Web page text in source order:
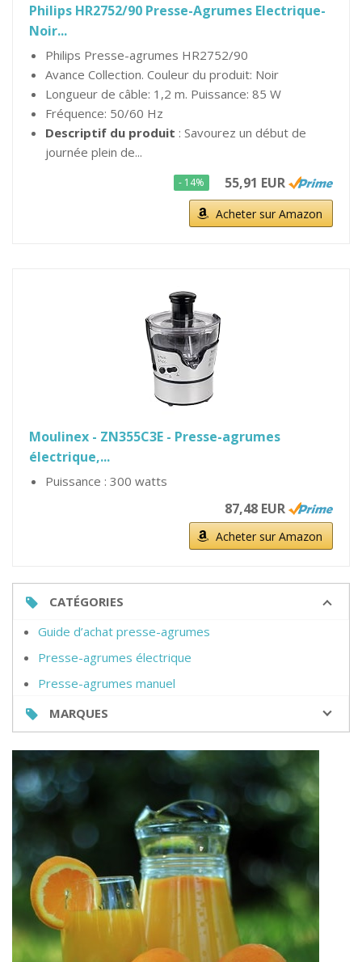
Philips HR2752/90 Presse-Agrumes Electrique-
Noir...
Philips Presse-agrumes HR2752/90
Avance Collection. Couleur du produit: Noir
Longueur de câble: 1,2 m. Puissance: 85 W
Fréquence: 50/60 Hz
Descriptif du produit : Savourez un début de
journée plein de...
- 14% 55,91 EUR
Acheter sur Amazon
Moulinex - ZN355C3E - Presse-agrumes
électrique,...
Puissance : 300 watts
87,48 EUR
Acheter sur Amazon
CATÉGORIES
Guide d’achat presse-agrumes
Presse-agrumes électrique
Presse-agrumes manuel
MARQUES